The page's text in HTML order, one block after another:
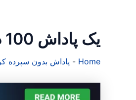
یک پاداش 100 دلاری بدون سپرده بایننس دریافت کنید
Home
- پاداش بدون سپرده